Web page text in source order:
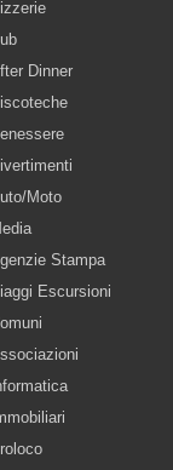
Dinner
Moto
Stampa
Escursioni